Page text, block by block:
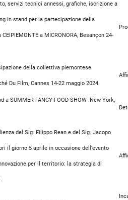
servizi tecnici annessi, grafiche, iscrizione a
in stand per la partecipazione della
a MICRONORA, Besançon 24-
della collettiva piemontese
Du Film, Cannes 14-22 maggio 2024.
SUMMER FANCY FOOD SHOW- New York,
del Sig. Filippo Rean e del Sig. Jacopo
il giorno 5 aprile in occasione dell'evento
per il territorio: la strategia di